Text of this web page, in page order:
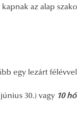
az alap
egy lezárt félévvel
30.) vagy 10